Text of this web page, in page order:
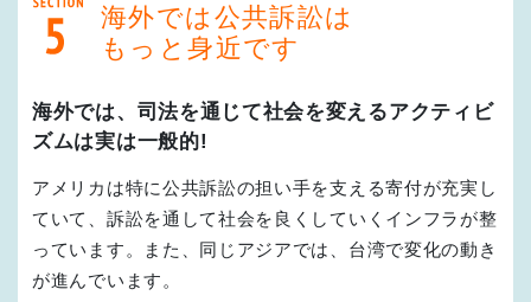
海外では公共訴訟は
もっと身近です
海外では、司法を通じて社会を変えるアクティビ
ズムは実は一般的!
アメリカは特に公共訴訟の担い手を支える寄付が充実し
ていて、訴訟を通して社会を良くしていくインフラが整
っています。また、同じアジアでは、台湾で変化の動き
が進んでいます。